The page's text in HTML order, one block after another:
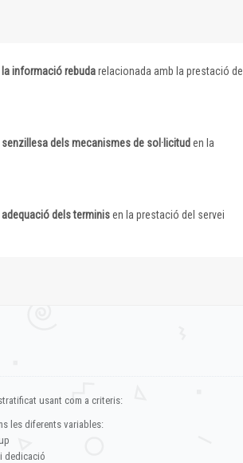
la informació rebudarelacionada amb la prestació del
senzillesa dels mecanismes de sol·licitud en la
adequació dels terminisen la prestació del servei
usant com a criteris:
les diferents variables:
dedicació